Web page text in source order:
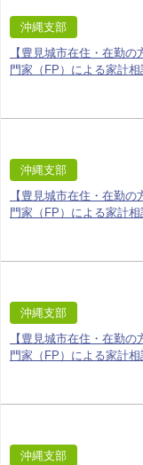
沖縄支部
【豊見城市在住・在勤
門家（FP）による家計相
沖縄支部
【豊見城市在住・在勤
門家（FP）による家計相
沖縄支部
【豊見城市在住・在勤
門家（FP）による家計相
沖縄支部